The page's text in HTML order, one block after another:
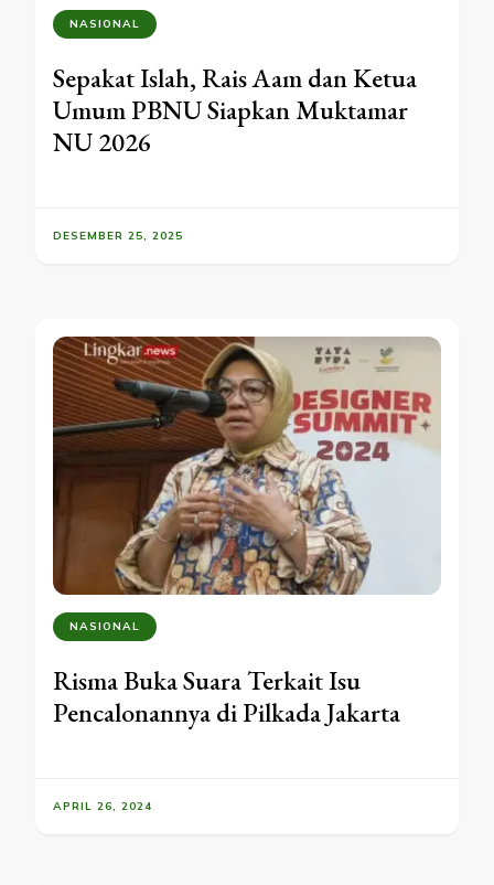
NASIONAL
Sepakat Islah, Rais Aam dan Ketua
Umum PBNU Siapkan Muktamar
NU 2026
DESEMBER 25, 2025
NASIONAL
Risma Buka Suara Terkait Isu
Pencalonannya di Pilkada Jakarta
APRIL 26, 2024